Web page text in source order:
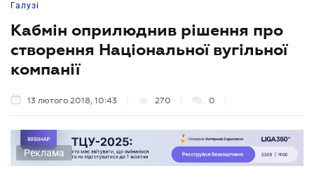
Галузі
Кабмін оприлюднив рішення про
створення Національної вугільної
компанії
13 лютого 2018, 10:43 270 0
Реклама